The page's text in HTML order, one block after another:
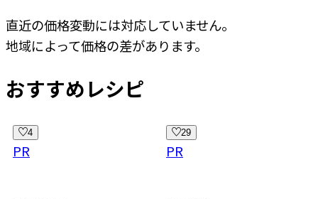
直近の価格変動には対応していません。
地域によって価格の差があります。
おすすめレシピ